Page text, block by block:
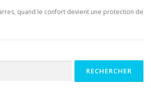
quand le confort devient une protection de